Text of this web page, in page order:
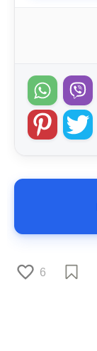
6